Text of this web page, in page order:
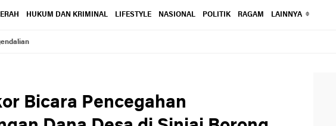
HUKUM DAN KRIMINAL LIFESTYLE NASIONAL POLITIK RAGAM LAINNYA
Bicara Pencegahan